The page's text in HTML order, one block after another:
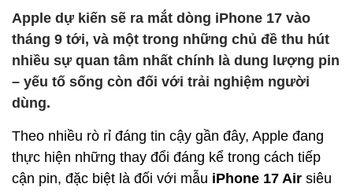
Apple dự kiến sẽ ra mắt dòng iPhone 17 vào
tháng 9 tới, và một trong những chủ đề thu hút
nhiều sự quan tâm nhất chính là dung lượng pin
– yếu tố sống còn đối với trải nghiệm người
dùng.
Theo nhiều rò rỉ đáng tin cậy gần đây, Apple đang
thực hiện những thay đổi đáng kể trong cách tiếp
cận pin, đặc biệt là đối với mẫu iPhone 17 Air siêu